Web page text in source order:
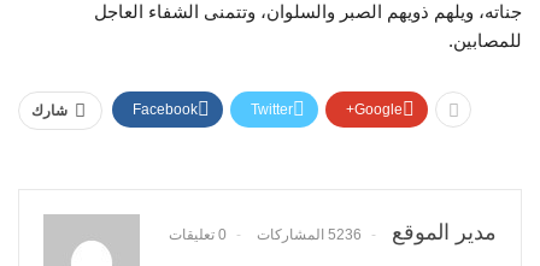
جناته، ويلهم ذويهم الصبر والسلوان، وتتمنى الشفاء العاجل
للمصابين.
شارك Facebook Twitter Google+
مدير الموقع 5236 المشاركات 0 تعليقات